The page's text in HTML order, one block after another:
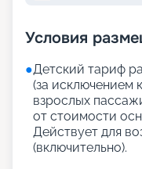
Условия
●Детский тариф
(за исключением
взрослых
от стоимости
Действует для
(включительно).